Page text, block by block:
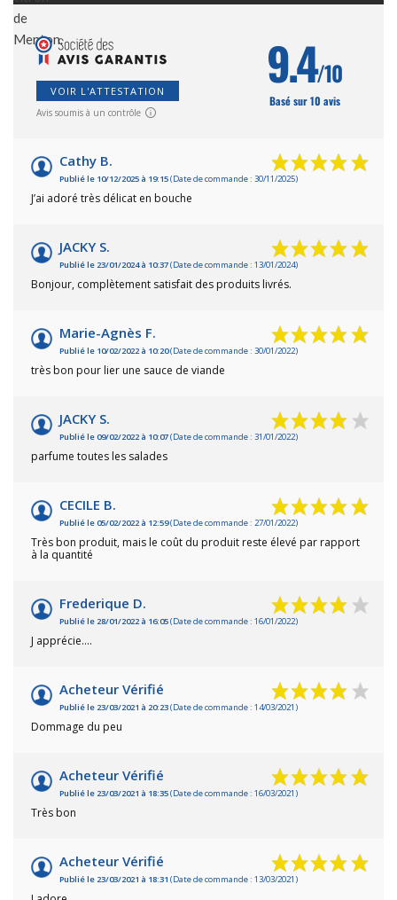
de
Menton.
VOIR L'ATTESTATION
Avis soumis à un contrôle
9.4/10
Basé sur 10 avis
Cathy B.
Publié le 10/12/2025 à 19:15(Date de commande : 30/11/2025)
J’ai adoré très délicat en bouche
JACKY S.
Publié le 23/01/2024 à 10:37(Date de commande : 13/01/2024)
Bonjour, complètement satisfait des produits livrés.
Marie-Agnès F.
Publié le 10/02/2022 à 10:20(Date de commande : 30/01/2022)
très bon pour lier une sauce de viande
JACKY S.
Publié le 09/02/2022 à 10:07(Date de commande : 31/01/2022)
parfume toutes les salades
CECILE B.
Publié le 05/02/2022 à 12:59(Date de commande : 27/01/2022)
Très bon produit, mais le coût du produit reste élevé par rapport
à la quantité
Frederique D.
Publié le 28/01/2022 à 16:05(Date de commande : 16/01/2022)
J apprécie....
Acheteur Vérifié
Publié le 23/03/2021 à 20:23(Date de commande : 14/03/2021)
Dommage du peu
Acheteur Vérifié
Publié le 23/03/2021 à 18:35(Date de commande : 16/03/2021)
Très bon
Acheteur Vérifié
Publié le 23/03/2021 à 18:31 (Date de commande : 13/03/2021)